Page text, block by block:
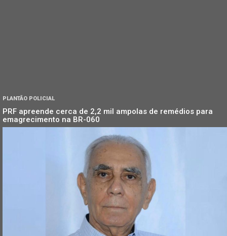
PLANTÃO POLICIAL
PRF apreende cerca de 2,2 mil ampolas de remédios para
emagrecimento na BR-060